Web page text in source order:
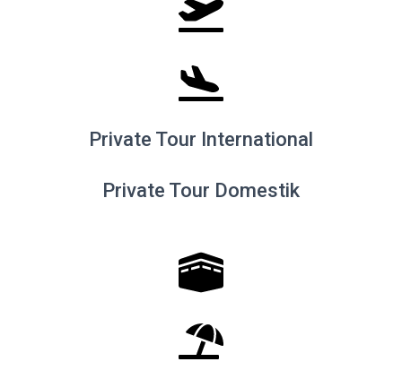
Private Tour International
Private Tour Domestik